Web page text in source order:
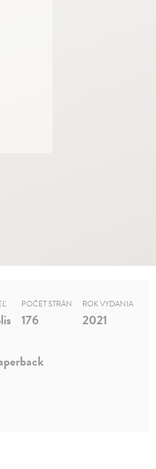
POČET STRÁN
176
ROK VYDANIA
2021